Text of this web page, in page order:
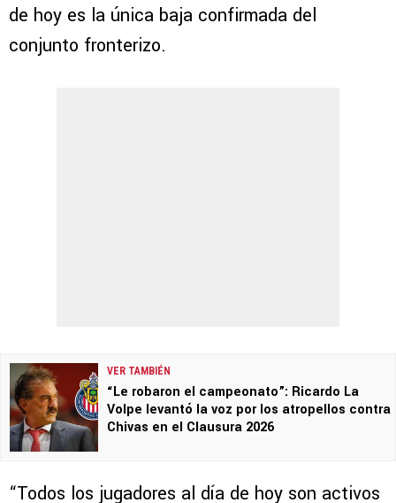
de hoy es la única baja confirmada del
conjunto fronterizo.
VER TAMBIÉN
“Le robaron el campeonato”: Ricardo La
Volpe levantó la voz por los atropellos contra
Chivas en el Clausura 2026
“Todos los jugadores al día de hoy son activos